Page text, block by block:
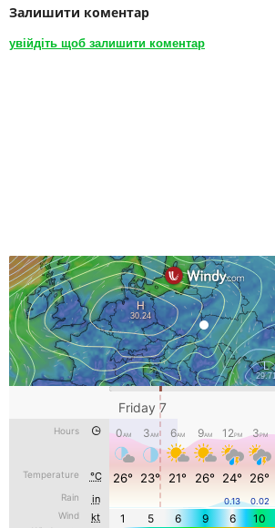
Залишити коментар
увійдіть щоб залишити коментар